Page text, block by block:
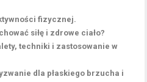
fizycznej.
siłę i zdrowe ciało?
techniki i zastosowanie w
dla płaskiego brzucha i